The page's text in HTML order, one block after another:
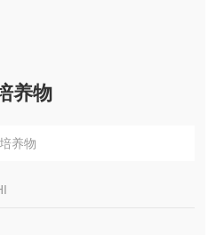
养物
养物